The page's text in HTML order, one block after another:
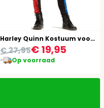
Harley Quinn Kostuum voor Meisjes
€ 19,95
€ 27,95
Op voorraad